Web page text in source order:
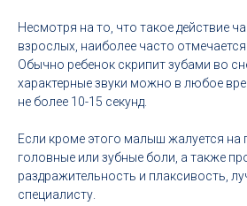
Несмотря на то, что такое действие
взрослых, наиболее часто
Обычно ребенок скрипит зубами во
характерные звуки можно в любое
не более 10-15 секунд.
Если кроме этого малыш жалуется на
головные или зубные боли, а также
раздражительность и плаксивость,
специалисту.